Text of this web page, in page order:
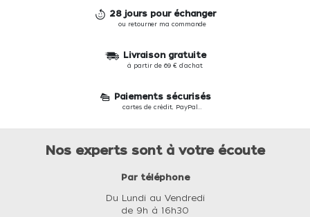
28 jours pour échanger
ou retourner ma commande
Livraison gratuite
à partir de 69 € d'achat
Paiements sécurisés
cartes de crédit, PayPal...
Nos experts sont à votre écoute
Par téléphone
Du Lundi au Vendredi
de 9h à 16h30